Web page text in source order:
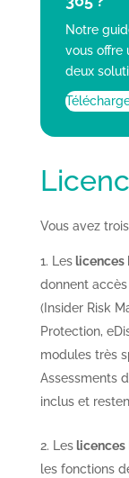
Notre
vous offre
deux
Vous avez
Leslicences
donnent
(Insider Risk
Protection,
modules très
Assessments
inclus et
Leslicences
les fonctions